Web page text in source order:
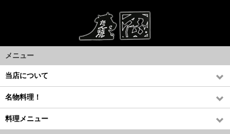
メニュー
当店について
名物料理！
料理メニュー